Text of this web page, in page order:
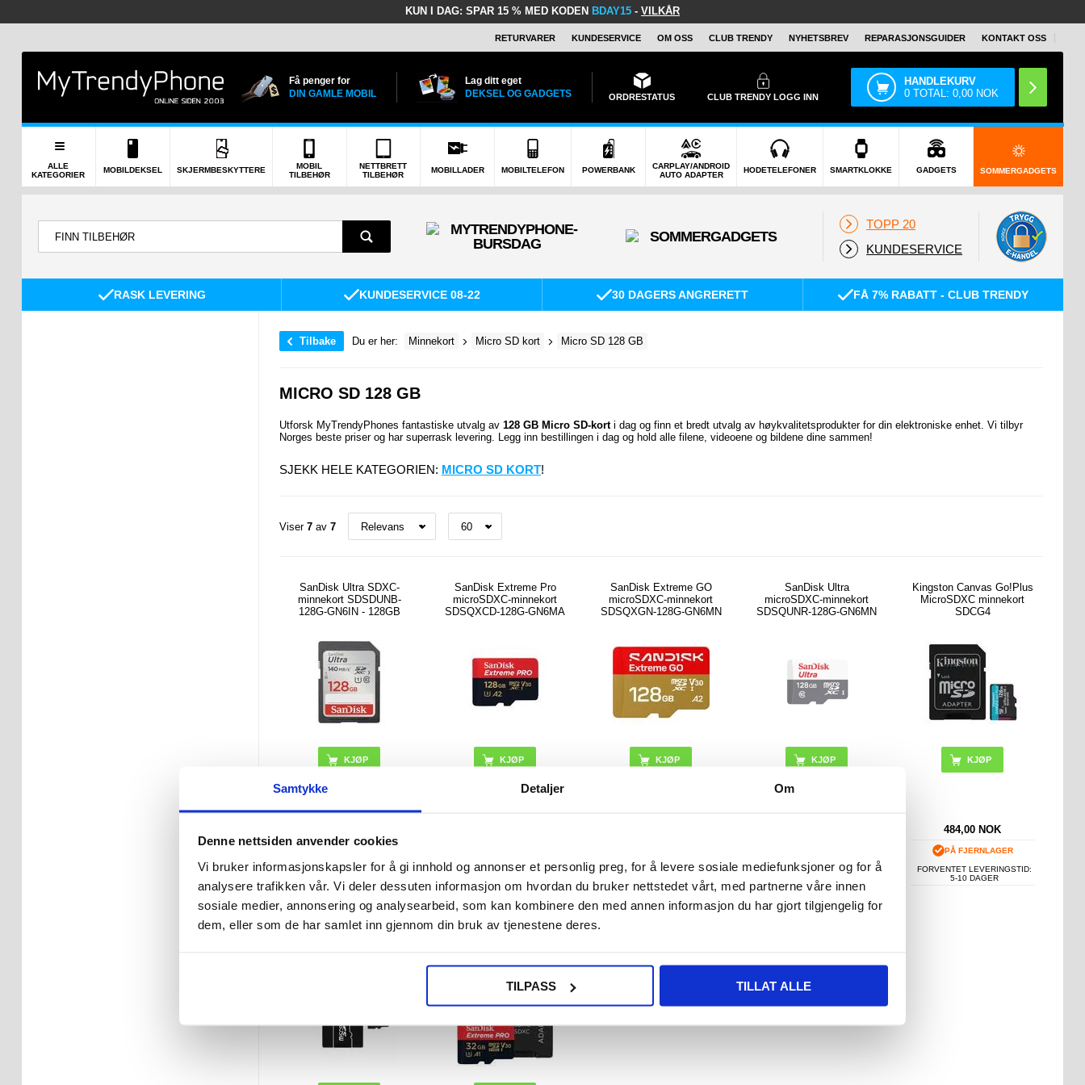
Samtykke Detaljer Om
Denne nettsiden anvender cookies
Vi bruker informasjonskapsler for å gi innhold og annonser et personlig preg, for å levere sosiale mediefunksjoner og for å
analysere trafikken vår. Vi deler dessuten informasjon om hvordan du bruker nettstedet vårt, med partnerne våre innen
sosiale medier, annonsering og analysearbeid, som kan kombinere den med annen informasjon du har gjort tilgjengelig for
dem, eller som de har samlet inn gjennom din bruk av tjenestene deres.
TILPASS TILLAT ALLE
KUN I DAG: SPAR 15 % MED KODEN BDAY15 - VILKÅR
RETURVARER KUNDESERVICE OM OSS CLUB TRENDY NYHETSBREV REPARASJONSGUIDER KONTAKT OSS
Få penger for
DIN GAMLE MOBIL
Lag ditt eget
DEKSEL OG GADGETS
ORDRESTATUS CLUB TRENDYLOGG INN
HANDLEKURV
0 TOTAL:0,00 NOK
ALLE
KATEGORIER
MOBILDEKSEL SKJERMBESKYTTERE
MOBIL
TILBEHØR
NETTBRETT
TILBEHØR
MOBILLADER MOBILTELEFON POWERBANK
CARPLAY/ANDROID
AUTO ADAPTER
HODETELEFONER SMARTKLOKKE GADGETS SOMMERGADGETS
TOPP 20
KUNDESERVICE
RASK LEVERING KUNDESERVICE 08-22 30 DAGERS ANGRERETT FÅ 7% RABATT - CLUB TRENDY
Tilbake Du er her: Minnekort Micro SD kort Micro SD 128 GB
MICRO SD 128 GB
Utforsk MyTrendyPhones fantastiske utvalg av 128 GB Micro SD-korti dag og finn et bredt utvalgav høykvalitetsprodukter for din elektroniske enhet. Vi tilbyr
Norges beste priser og har superrask levering. Legg inn bestillingen i dag og hold alle filene, videoene og bildene dine sammen!
SJEKK HELE KATEGORIEN: MICRO SD KORT!
Viser 7av 7
SanDisk Ultra SDXC-
minnekort SDSDUNB-
128G-GN6IN - 128GB
LEVERINGSTID: 1-2
SanDisk Extreme Pro
microSDXC-minnekort
SDSQXCD-128G-GN6MA
KJØP
LEVERINGSTID: 1-2
SanDisk Extreme GO
microSDXC-minnekort
SDSQXGN-128G-GN6MN
KJØP
LEVERINGSTID: 1-2
SanDisk Ultra
microSDXC-minnekort
SDSQUNR-128G-GN6MN
KJØP
LEVERINGSTID: 1-2
Kingston Canvas Go!Plus
MicroSDXC minnekort
SDCG4
KJØP
484,00 NOK
PÅ FJERNLAGER
FORVENTET LEVERINGSTID:
5-10 DAGER
PNY Performance Plus
microSDXC-minnekort P-
SanDisk Extreme Pro
MicroSDHC UHS-I-kort